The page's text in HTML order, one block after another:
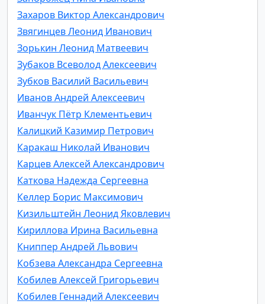
Захаров Виктор Александрович
Звягинцев Леонид Иванович
Зорькин Леонид Матвеевич
Зубаков Всеволод Алексеевич
Зубков Василий Васильевич
Иванов Андрей Алексеевич
Иванчук Пётр Клементьевич
Калицкий Казимир Петрович
Каракаш Николай Иванович
Карцев Алексей Александрович
Каткова Надежда Сергеевна
Келлер Борис Максимович
Кизильштейн Леонид Яковлевич
Кириллова Ирина Васильевна
Книппер Андрей Львович
Кобзева Александра Сергеевна
Кобилев Алексей Григорьевич
Кобилев Геннадий Алексеевич